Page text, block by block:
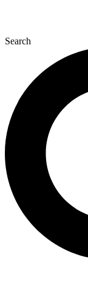
Search